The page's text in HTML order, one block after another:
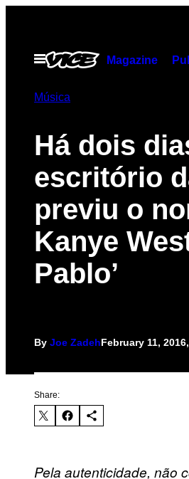
contentOpen
Menu
Magazine
Música
Há dois
escritório
previu o
Kanye
Pablo’
By Joe ZadehFebruary 11,
Share:
Pela autenticidade, não